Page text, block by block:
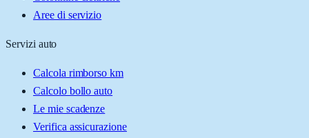
Aree di servizio
Servizi auto
Calcola rimborso km
Calcolo bollo auto
Le mie scadenze
Verifica assicurazione